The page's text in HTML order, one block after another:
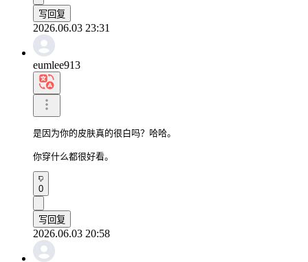
写回复
2026.06.03 23:31
eumlee913
是因为你的皮肤真的很白吗？哈哈。
你穿什么都很好看。
0
写回复
2026.06.03 20:58